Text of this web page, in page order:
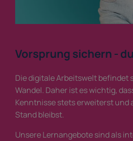
Vorsprung sichern -
Die digitale Arbeitswelt befindet
Wandel. Daher ist es wichtig,
Kenntnisse stets erweiterst und
Stand bleibst.
Unsere Lernangebote sind als